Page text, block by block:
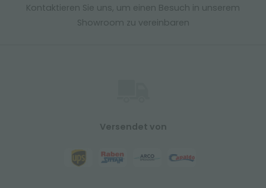
Kontaktieren Sie uns, um einen Besuch in unserem
Showroom zu vereinbaren
Versendet von